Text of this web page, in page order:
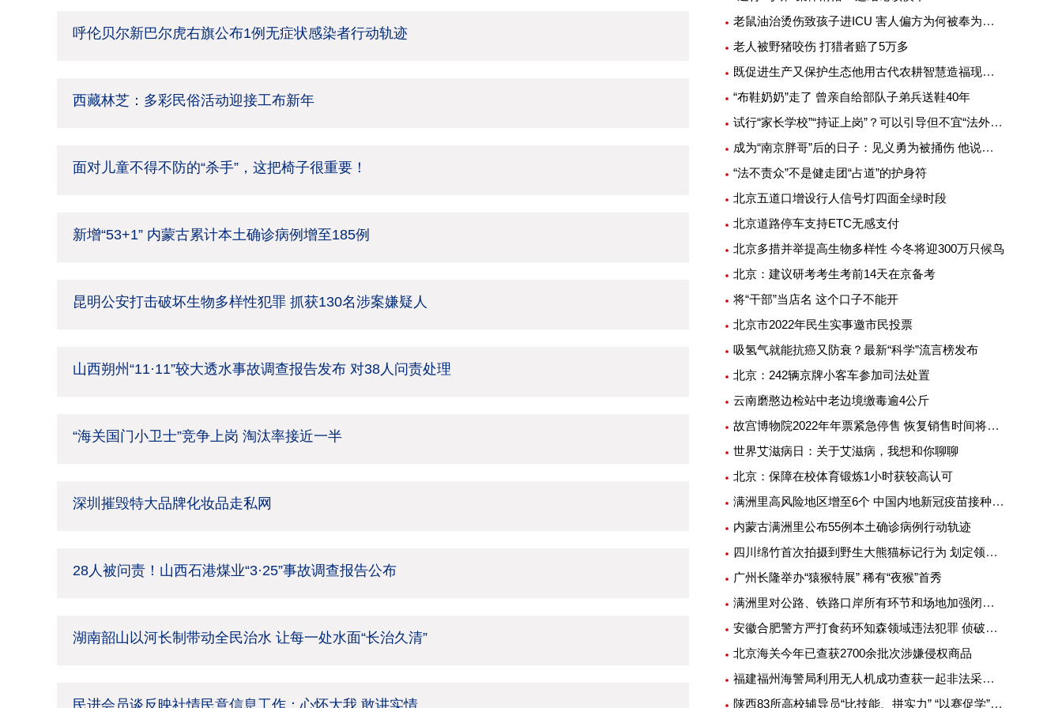
呼伦贝尔新巴尔虎右旗公布1例无症状感染者行动轨迹
西藏林芝：多彩民俗活动迎接工布新年
面对儿童不得不防的“杀手”，这把椅子很重要！
新增“53+1” 内蒙古累计本土确诊病例增至185例
昆明公安打击破坏生物多样性犯罪 抓获130名涉案嫌疑人
山西朔州“11·11”较大透水事故调查报告发布 对38人问责处理
“海关国门小卫士”竞争上岗 淘汰率接近一半
深圳摧毁特大品牌化妆品走私网
28人被问责！山西石港煤业“3·25”事故调查报告公布
湖南韶山以河长制带动全民治水 让每一处水面“长治久清”
民进会员谈反映社情民意信息工作：心怀大我 敢讲实情
老鼠油治烫伤致孩子进ICU 害人偏方为何被奉为灵丹妙药
老人被野猪咬伤 打猎者赔了5万多
既促进生产又保护生态他用古代农耕智慧造福现代农业
“布鞋奶奶”走了 曾亲自给部队子弟兵送鞋40年
试行“家长学校”“持证上岗”？可以引导但不宜“法外加槛”
成为“南京胖哥”后的日子：见义勇为被捅伤 他说不后悔
“法不责众”不是健走团“占道”的护身符
北京五道口增设行人信号灯四面全绿时段
北京道路停车支持ETC无感支付
北京多措并举提高生物多样性 今冬将迎300万只候鸟
北京：建议研考考生考前14天在京备考
将“干部”当店名 这个口子不能开
北京市2022年民生实事邀市民投票
吸氢气就能抗癌又防衰？最新“科学”流言榜发布
北京：242辆京牌小客车参加司法处置
云南磨憨边检站中老边境缴毒逾4公斤
故宫博物院2022年年票紧急停售 恢复销售时间将另行公告
世界艾滋病日：关于艾滋病，我想和你聊聊
北京：保障在校体育锻炼1小时获较高认可
满洲里高风险地区增至6个 中国内地新冠疫苗接种超25亿剂次
内蒙古满洲里公布55例本土确诊病例行动轨迹
四川绵竹首次拍摄到野生大熊猫标记行为 划定领地或吸引异性
广州长隆举办“猿猴特展” 稀有“夜猴”首秀
满洲里对公路、铁路口岸所有环节和场地加强闭环管理
安徽合肥警方严打食药环知森领域违法犯罪 侦破重特大案件14起
北京海关今年已查获2700余批次涉嫌侵权商品
福建福州海警局利用无人机成功查获一起非法采矿案
陕西83所高校辅导员“比技能、拼实力” “以赛促学”提升专业素质